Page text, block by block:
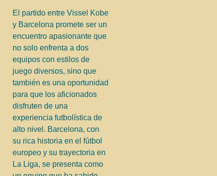
El partido entre Vissel Kobe
y Barcelona promete ser un
encuentro apasionante que
no solo enfrenta a dos
equipos con estilos de
juego diversos, sino que
también es una oportunidad
para que los aficionados
disfruten de una
experiencia futbolística de
alto nivel. Barcelona, con
su rica historia en el fútbol
europeo y su trayectoria en
La Liga, se presenta como